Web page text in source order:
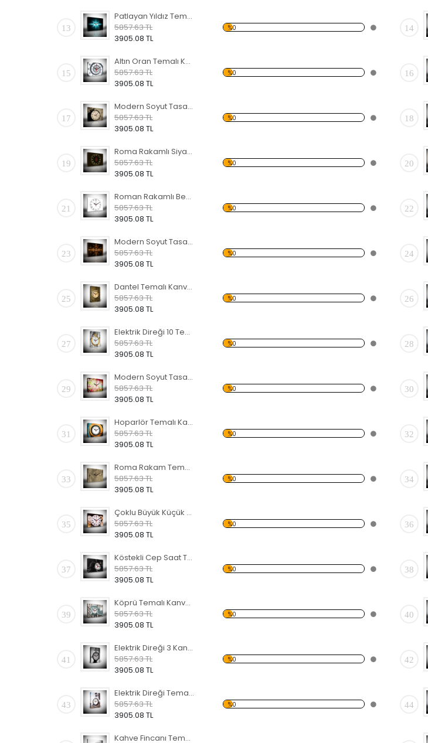
13
Patlayan Yıldız Temalı Kanvas Saat
5857.63 TL
3905.08 TL
%0 14
15
Altın Oran Temalı Kanvas Saat
5857.63 TL
3905.08 TL
%0 16
17
Modern Soyut Tasarım 19 Temalı Kanvas Saat
5857.63 TL
3905.08 TL
%0 18
19
Roma Rakamlı Siyah Temalı Kanvas Saat
5857.63 TL
3905.08 TL
%0 20
21
Roman Rakamlı Beyaz 2 Temalı Kanvas Saat
5857.63 TL
3905.08 TL
%0 22
23
Modern Soyut Tasarım 17 Temalı Kanvas Saat
5857.63 TL
3905.08 TL
%0 24
25
Dantel Temalı Kanvas Saat
5857.63 TL
3905.08 TL
%0 26
27
Elektrik Direği 10 Temalı Kanvas Saat
5857.63 TL
3905.08 TL
%0 28
29
Modern Soyut Tasarım 15 Temalı Kanvas Saat
5857.63 TL
3905.08 TL
%0 30
31
Hoparlör Temalı Kanvas Saat
5857.63 TL
3905.08 TL
%0 32
33
Roma Rakam Temalı Kanvas Saat
5857.63 TL
3905.08 TL
%0 34
35
Çoklu Büyük Küçük Saat Temalı Kanvas Saat
5857.63 TL
3905.08 TL
%0 36
37
Köstekli Cep Saat Temalı Kanvas Saat
5857.63 TL
3905.08 TL
%0 38
39
Köprü Temalı Kanvas Saat
5857.63 TL
3905.08 TL
%0 40
41
Elektrik Direği 3 Kanvas Saat
5857.63 TL
3905.08 TL
%0 42
43
Elektrik Direği Temalı Kanvas Saat
5857.63 TL
3905.08 TL
%0 44
Kahve Fincanı Temalı Kanvas Saat